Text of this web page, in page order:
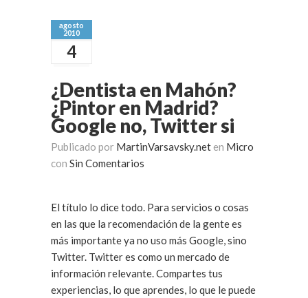
agosto
2010
4
¿Dentista en Mahón?
¿Pintor en Madrid?
Google no, Twitter si
Publicado por MartinVarsavsky.net en Micro
con Sin Comentarios
El título lo dice todo. Para servicios o cosas
en las que la recomendación de la gente es
más importante ya no uso más Google, sino
Twitter. Twitter es como un mercado de
información relevante. Compartes tus
experiencias, lo que aprendes, lo que le puede